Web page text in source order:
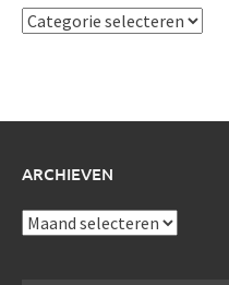
Ik
ARCHIEVEN
Archieven